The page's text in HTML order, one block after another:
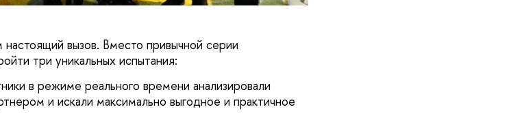
вызов. Вместо привычной серии
три уникальных испытания:
в режиме реального времени анализировали
и искали максимально выгодное и практичное